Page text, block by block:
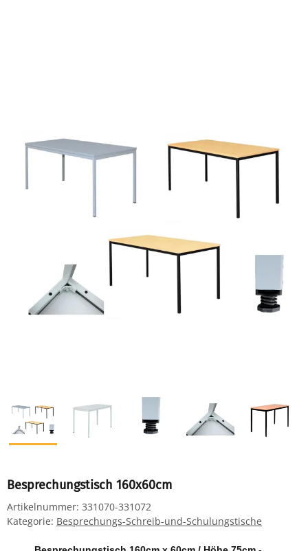
Besprechungstisch 160x60cm
Artikelnummer: 331070-331072
Kategorie: Besprechungs-Schreib-und-Schulungstische